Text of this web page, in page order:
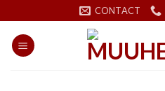
to
content
CONTACT